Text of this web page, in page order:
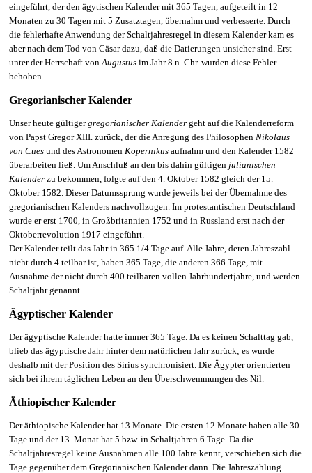
eingeführt, der den ägytischen Kalender mit 365 Tagen, aufgeteilt in 12
Monaten zu 30 Tagen mit 5 Zusatztagen, übernahm und verbesserte. Durch
die fehlerhafte Anwendung der Schaltjahresregel in diesem Kalender kam es
aber nach dem Tod von Cäsar dazu, daß die Datierungen unsicher sind. Erst
unter der Herrschaft vonAugustus im Jahr 8 n. Chr. wurden diese Fehler
behoben.
Gregorianischer Kalender
Unser heute gültigergregorianischer Kalender geht auf die Kalenderreform
von Papst Gregor XIII. zurück, der die Anregung des Philosophen Nikolaus
von Cues und des Astronomen Kopernikus aufnahm und den Kalender 1582
überarbeiten ließ. Um Anschluß an den bis dahin gültigen julianischen
Kalender zu bekommen, folgte auf den 4. Oktober 1582 gleich der 15.
Oktober 1582. Dieser Datumssprung wurde jeweils bei der Übernahme des
gregorianischen Kalenders nachvollzogen. Im protestantischen Deutschland
wurde er erst 1700, in Großbritannien 1752 und in Russland erst nach der
Oktoberrevolution 1917 eingeführt.
Der Kalender teilt das Jahr in 365 1/4 Tage auf. Alle Jahre, deren Jahreszahl
nicht durch 4 teilbar ist, haben 365 Tage, die anderen 366 Tage, mit
Ausnahme der nicht durch 400 teilbaren vollen Jahrhundertjahre, und werden
Schaltjahr genannt.
Ägyptischer Kalender
Der ägyptische Kalender hatte immer 365 Tage. Da es keinen Schalttag gab,
blieb das ägyptische Jahr hinter dem natürlichen Jahr zurück; es wurde
deshalb mit der Position des Sirius synchronisiert. Die Ägypter orientierten
sich bei ihrem täglichen Leben an den Überschwemmungen des Nil.
Äthiopischer Kalender
Der äthiopische Kalender hat 13 Monate. Die ersten 12 Monate haben alle 30
Tage und der 13. Monat hat 5 bzw. in Schaltjahren 6 Tage. Da die
Schaltjahresregel keine Ausnahmen alle 100 Jahre kennt, verschieben sich die
Tage gegenüber dem Gregorianischen Kalender dann. Die Jahreszählung